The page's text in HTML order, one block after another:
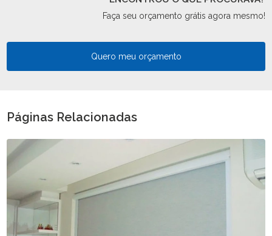
Faça seu orçamento grátis agora mesmo!
Quero meu orçamento
Páginas Relacionadas